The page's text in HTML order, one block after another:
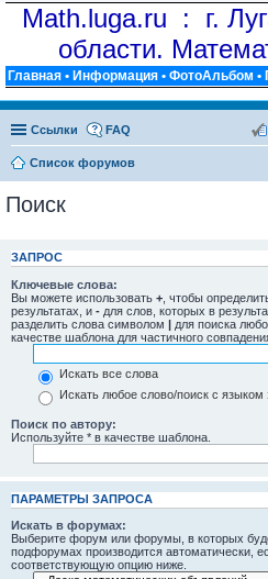
Math.luga.ru : г.
области.
Главная • Информация • ФотоАльбом •
Ссылки FAQ
Список форумов
Поиск
ЗАПРОС
Ключевые слова:
Вы можете использовать + , чтобы
результатах, и - для слов, которых в
разделить слова символом | для поиска
качестве шаблона для частичного
Искать все слова
Искать любое слово/поиск с языком
Поиск по автору:
Используйте * в качестве шаблона.
ПАРАМЕТРЫ ЗАПРОСА
Искать в форумах:
Выберите форум или форумы, в которых
подфорумах производится автоматически,
соответствующую опцию ниже.